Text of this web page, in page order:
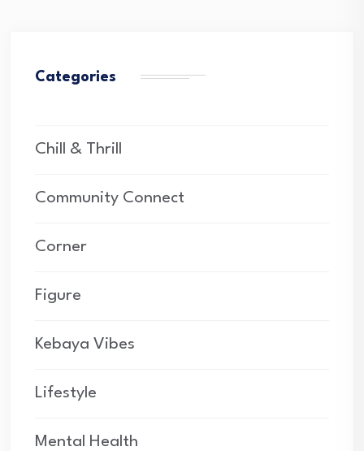
Categories
Chill & Thrill
Community Connect
Corner
Figure
Kebaya Vibes
Lifestyle
Mental Health